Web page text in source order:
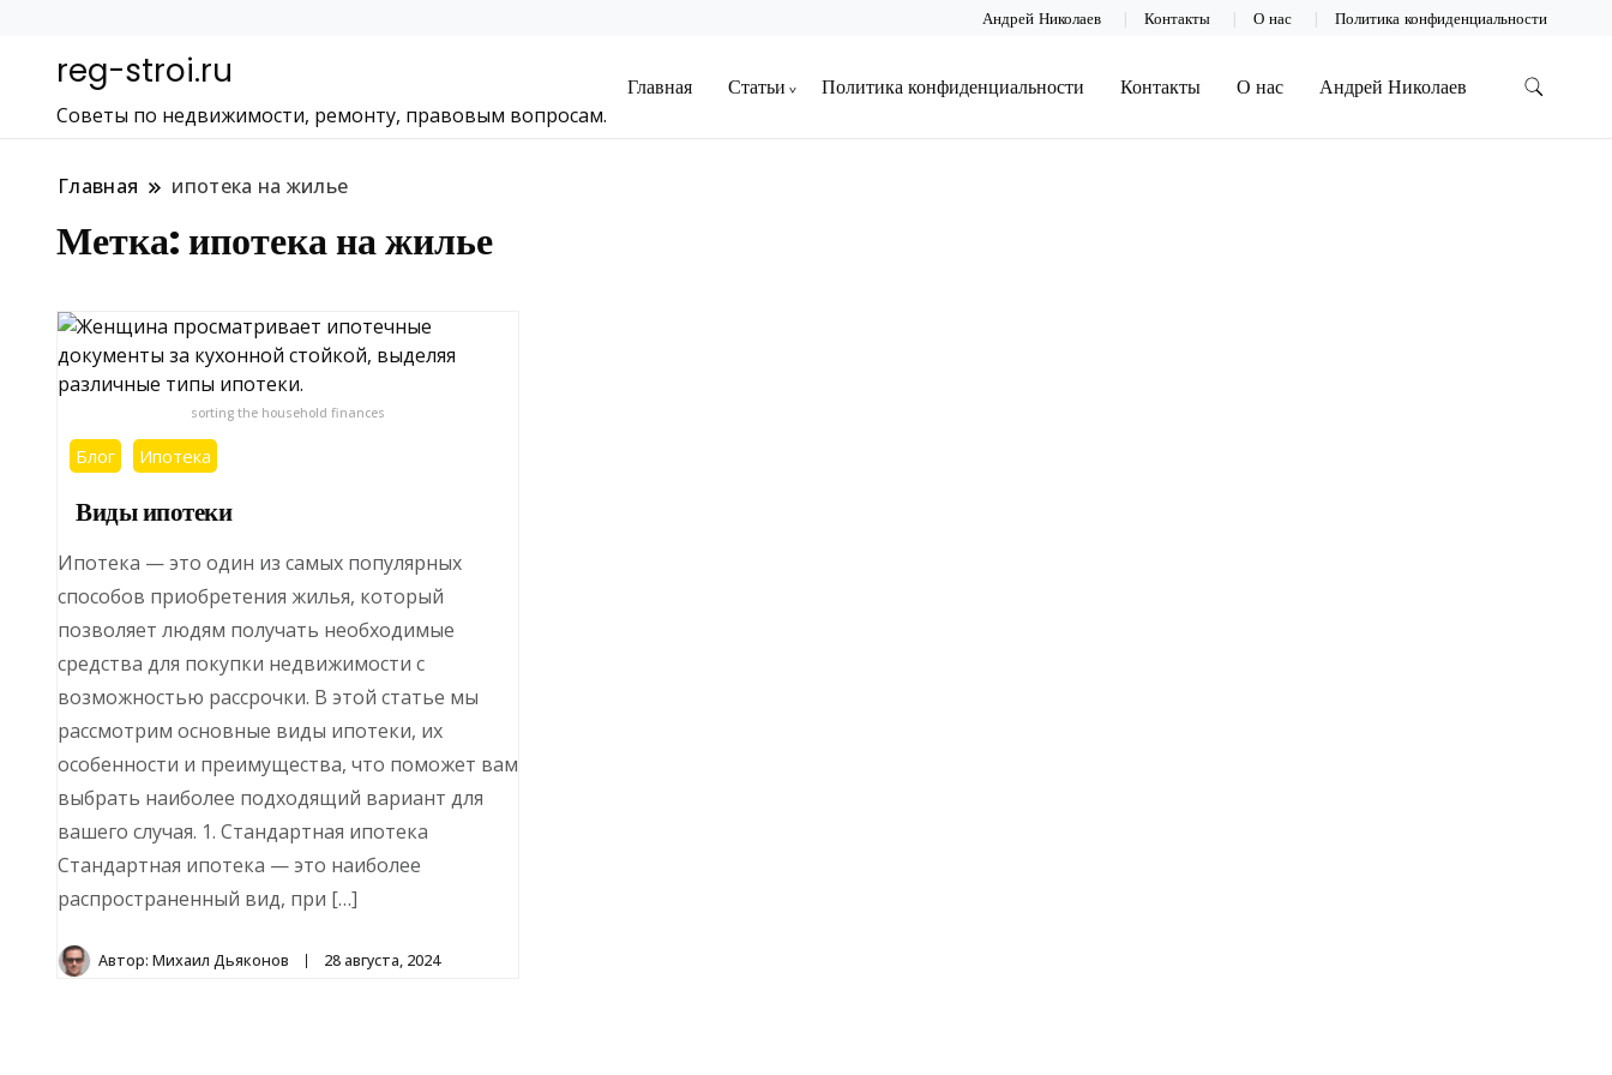
Андрей Николаев Контакты О нас Политика конфиденциальности
reg-stroi.ru
Советы по недвижимости, ремонту, правовым вопросам.
Главная Статьи Политика конфиденциальности Контакты О нас Андрей Николаев
Главная ипотека на жилье
Метка:ипотека на жилье
sorting the household finances
Блог Ипотека
Виды ипотеки
Ипотека — это один из самых популярных
способов приобретения жилья, который
позволяет людям получать необходимые
средства для покупки недвижимости с
возможностью рассрочки. В этой статье мы
рассмотрим основные виды ипотеки, их
особенности и преимущества, что поможет вам
выбрать наиболее подходящий вариант для
вашего случая. 1. Стандартная ипотека
Стандартная ипотека — это наиболее
распространенный вид, при […]
Автор: Михаил Дьяконов 28 августа, 2024